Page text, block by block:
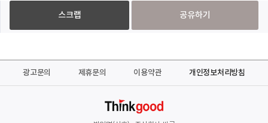
스크랩 공유하기
광고문의 제휴문의 이용약관 개인정보처리방침